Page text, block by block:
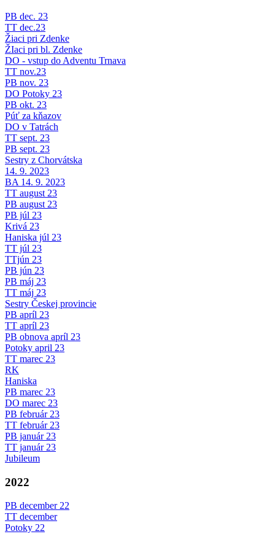
PB dec. 23
TT dec.23
Žiaci pri Zdenke
ŽIaci pri bl. Zdenke
DO - vstup do Adventu Trnava
TT nov.23
PB nov. 23
DO Potoky 23
PB okt. 23
Púť za kňazov
DO v Tatrách
TT sept. 23
PB sept. 23
Sestry z Chorvátska
14. 9. 2023
BA 14. 9. 2023
TT august 23
PB august 23
PB júl 23
Krivá 23
Haniska júl 23
TT júl 23
TTjún 23
PB jún 23
PB máj 23
TT máj 23
Sestry Českej provincie
PB apríl 23
TT apríl 23
PB obnova apríl 23
Potoky april 23
TT marec 23
RK
Haniska
PB marec 23
DO marec 23
PB február 23
TT február 23
PB január 23
TT január 23
Jubileum
2022
PB december 22
TT december
Potoky 22